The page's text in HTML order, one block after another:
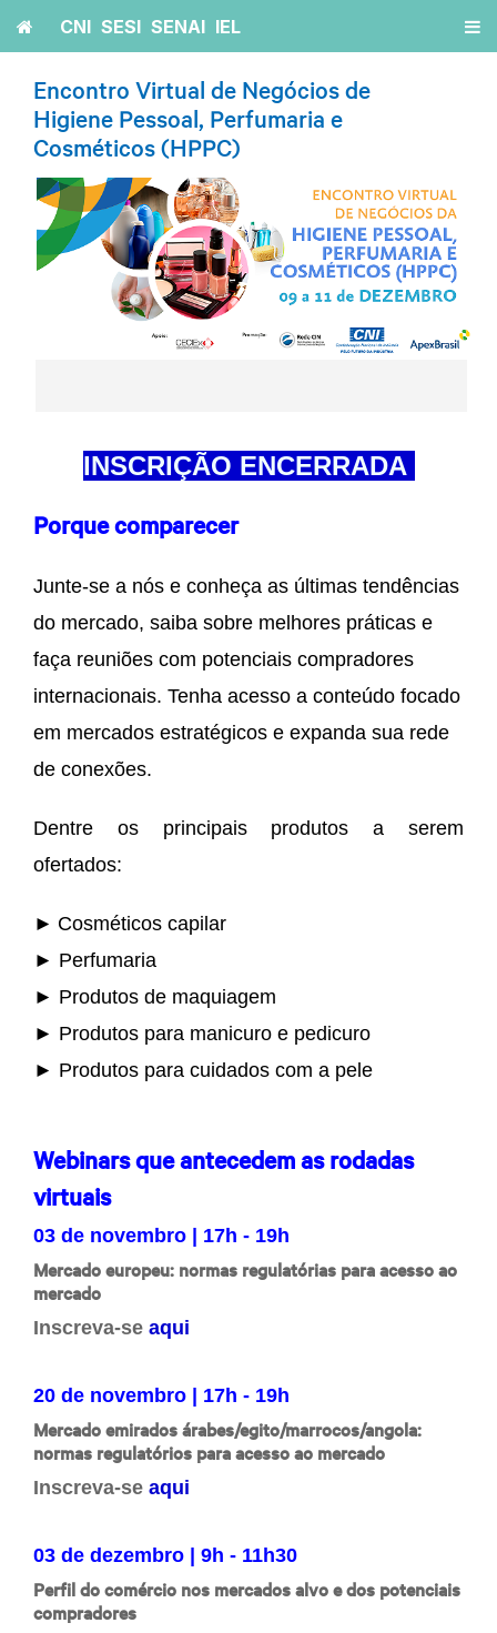
HomeCNI SESI SENAI IEL
Encontro Virtual de Negócios de
Higiene Pessoal, Perfumaria e
Cosméticos (HPPC)
INSCRIÇÃO ENCERRADA
Porque comparecer
Junte-se a nós e conheça as últimas tendências
do mercado, saiba sobre melhores práticas e
faça reuniões com potenciais compradores
internacionais. Tenha acesso a conteúdo focado
em mercados estratégicos e expanda sua rede
de conexões.
Dentre os principais produtos a serem
ofertados:
► Cosméticos capilar
► Perfumaria
► Produtos de maquiagem
► Produtos para manicuro e pedicuro
► Produtos para cuidados com a pele
Webinars que antecedem as rodadas
virtuais
03 de novembro | 17h - 19h
Mercado europeu: normas regulatórias para acesso ao
mercado
Inscreva-se aqui
20 de novembro | 17h - 19h
Mercado emirados árabes/egito/marrocos/angola:
normas regulatórios para acesso ao mercado
Inscreva-se aqui
03 de dezembro | 9h - 11h30
Perfil do comércio nos mercados alvo e dos potenciais
compradores